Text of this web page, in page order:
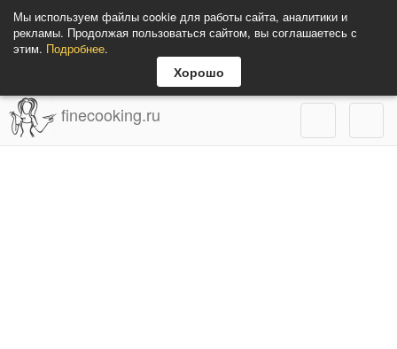
Мы используем файлы cookie для работы сайта, аналитики и
рекламы. Продолжая пользоваться сайтом, вы соглашаетесь с
этим. Подробнее.
Хорошо
finecooking.ru